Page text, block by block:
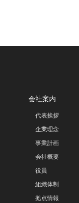
会社案内
代表挨拶
企業理念
事業計画
会社概要
役員
組織体制
拠点情報